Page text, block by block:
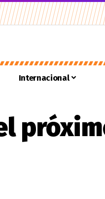
Internacional